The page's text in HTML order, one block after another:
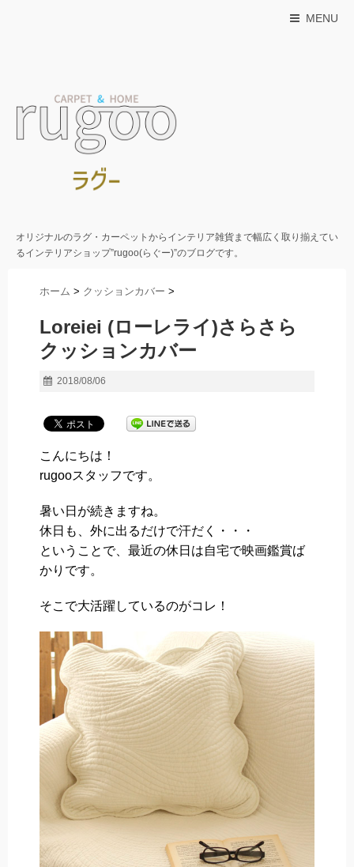
MENU
オリジナルのラグ・カーペットからインテリア雑貨まで幅広く取り揃えてい
るインテリアショップ”rugoo(らぐー)”のブログです。
ホーム > クッションカバー >
Loreiei (ローレライ)さらさら
クッションカバー
2018/08/06
こんにちは！
rugooスタッフです。
暑い日が続きますね。
休日も、外に出るだけで汗だく・・・
ということで、最近の休日は自宅で映画鑑賞ば
かりです。
そこで大活躍しているのがコレ！